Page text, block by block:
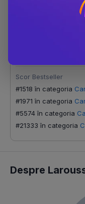
Scor Bestseller
#1518 în categoria
#1971 în categoria
#5574 în categoria
#21333 în categoria
Despre